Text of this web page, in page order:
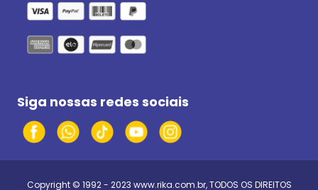
Siga nossas redes sociais
Copyright © 1992 - 2023 www.rika.com.br, TODOS OS DIREITOS